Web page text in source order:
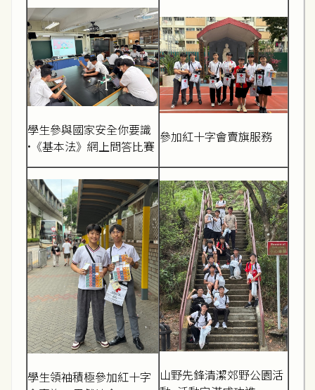
學生參與國家安全你要識
•《基本法》網上問答比賽
參加紅十字會賣旗服務
學生領袖積極參加紅十字
山野先鋒清潔郊野公園活